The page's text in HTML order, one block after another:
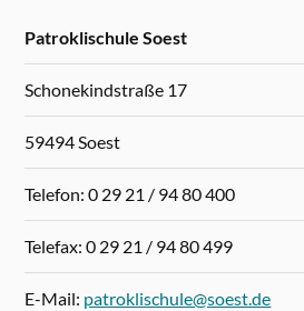
Patroklischule Soest
Schonekindstraße 17
59494 Soest
Telefon: 0 29 21 / 94 80 400
Telefax: 0 29 21 / 94 80 499
E-Mail: patroklischule@soest.de